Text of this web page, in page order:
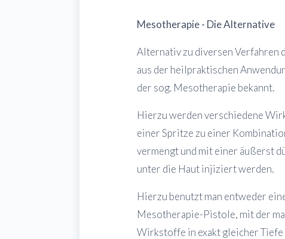
Mesotherapie - Die Alternative
Alternativ zu diversen Verfahren
aus der heilpraktischen
der sog. Mesotherapie bekannt.
Hierzu werden verschiedene
einer Spritze zu einer
vermengt und mit einer äußerst
unter die Haut injiziert werden.
Hierzu benutzt man entweder
Mesotherapie-Pistole, mit der
Wirkstoffe in exakt gleicher